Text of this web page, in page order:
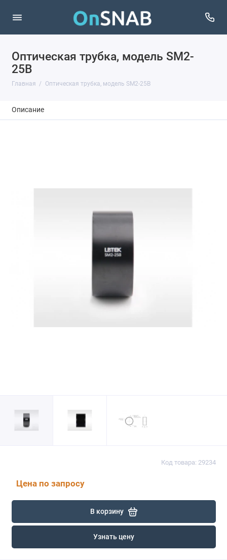
Оптическая трубка, модель SM2-
25B
Главная Оптическая трубка, модель SM2-25B
Описание
Код товара: 29234
Цена по запросу
В корзину
Узнать цену